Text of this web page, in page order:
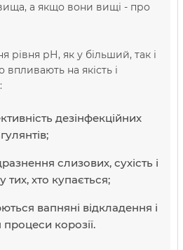
а якщо вони вищі - про
рівня рН, як у більший, так і
на якість і
дезінфекційних
слизових, сухість і
хто купається;
вапняні відкладення і
корозії.